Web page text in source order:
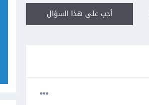
أجب على هذا السؤال